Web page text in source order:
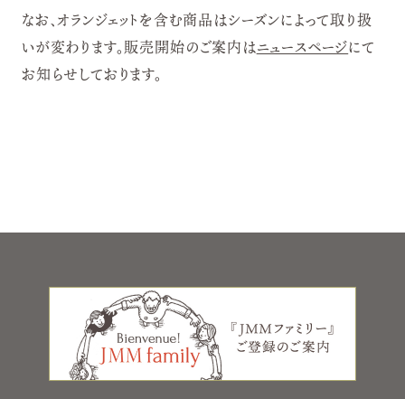
なお、オランジェットを含む商品はシーズンによって取り扱
いが変わります。販売開始のご案内はニュースページにて
お知らせしております。